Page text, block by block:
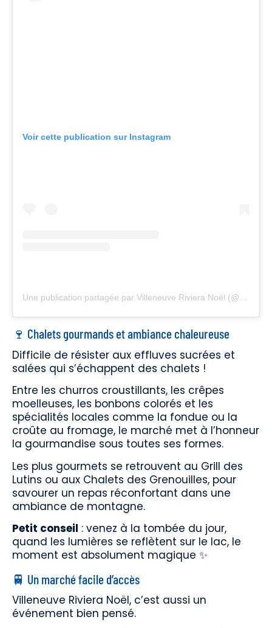
Voir cette publication sur Instagram
🍷 Chalets gourmands et ambiance chaleureuse
Difficile de résister aux effluves sucrées et
salées qui s’échappent des chalets !
Entre les churros croustillants, les crêpes
moelleuses, les bonbons colorés et les
spécialités locales comme la fondue ou la
croûte au fromage, le marché met à l’honneur
la gourmandise sous toutes ses formes.
Les plus gourmets se retrouvent au Grill des
Lutins ou aux Chalets des Grenouilles, pour
savourer un repas réconfortant dans une
ambiance de montagne.
Petit conseil : venez à la tombée du jour,
quand les lumières se reflètent sur le lac, le
moment est absolument magique ✨
🚆 Un marché facile d’accès
Villeneuve Riviera Noël, c’est aussi un
événement bien pensé.